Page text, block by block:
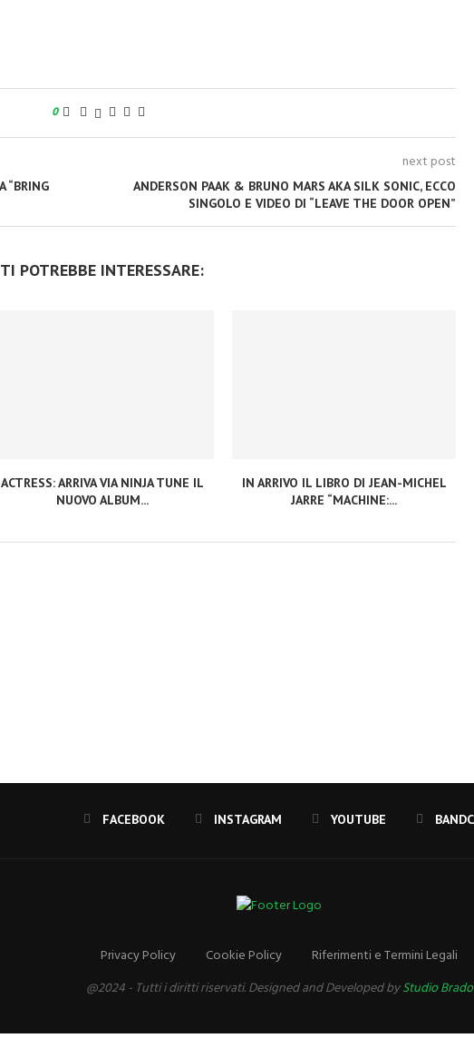
0
“BRING
next post
ANDERSON PAAK & BRUNO MARS AKA SILK SONIC, ECCO
SINGOLO E VIDEO DI “LEAVE THE DOOR OPEN”
TI POTREBBE INTERESSARE:
ACTRESS: ARRIVA VIA NINJA TUNE IL
NUOVO ALBUM...
IN ARRIVO IL LIBRO DI JEAN-MICHEL
JARRE “MACHINE:...
FACEBOOK INSTAGRAM YOUTUBE
Privacy Policy Cookie Policy
Riferimenti e Termini Legali
@2024 - Tutti i diritti riservati. Designed and Developed byStudio Brado